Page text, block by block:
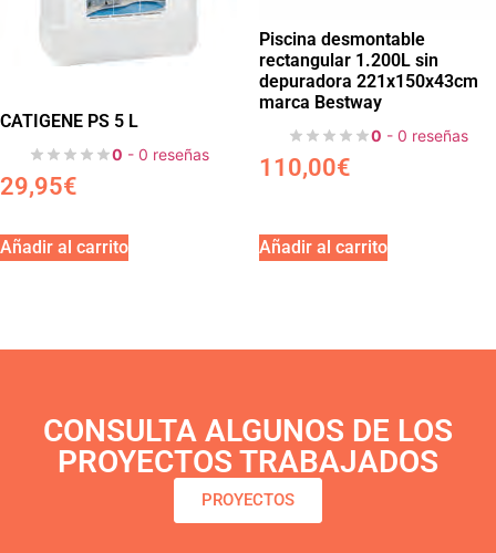
CATIGENE PS 5 L
0 - 0 reseñas
29,95€
Añadir al carrito
Piscina desmontable
rectangular 1.200L sin
depuradora 221x150x43cm
marca Bestway
0 - 0 reseñas
110,00€
Añadir al carrito
CONSULTA ALGUNOS DE LOS
PROYECTOS TRABAJADOS
PROYECTOS